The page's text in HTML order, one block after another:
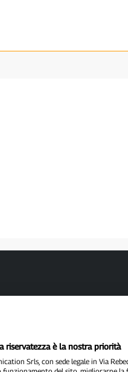
riservatezza è la nostra priorità
Srls, con sede legale in Via